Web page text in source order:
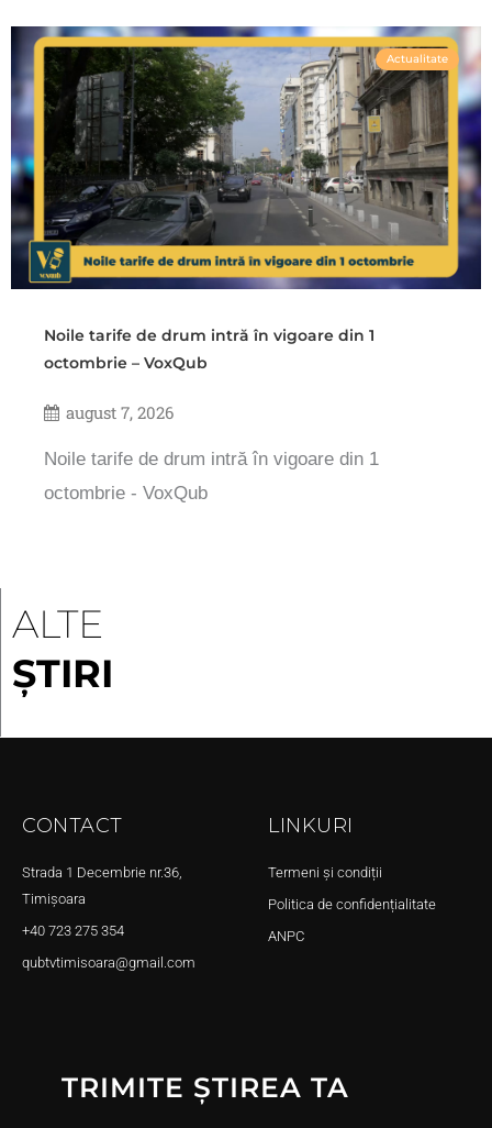
Actualitate
Noile tarife de drum intră în vigoare din 1
octombrie – VoxQub
august 7, 2026
Noile tarife de drum intră în vigoare din 1
octombrie - VoxQub
ALTE
ȘTIRI
CONTACT
Strada 1 Decembrie nr.36,
Timișoara
+40 723 275 354
qubtvtimisoara@gmail.com
LINKURI
Termeni și condiții
Politica de confidențialitate
ANPC
TRIMITE ȘTIREA TA